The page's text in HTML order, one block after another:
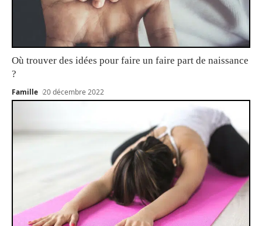
Où trouver des idées pour faire un faire part de naissance
?
Famille 20 décembre 2022